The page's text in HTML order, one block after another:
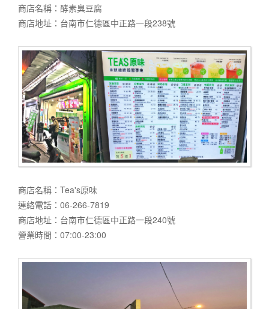
商店名稱：酵素臭豆腐
商店地址：台南市仁德區中正路一段238號
商店名稱：Tea's原味
連絡電話：06-266-7819
商店地址：台南市仁德區中正路一段240號
營業時間：07:00-23:00